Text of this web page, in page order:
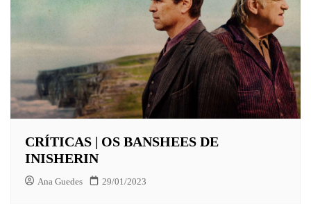
CRÍTICAS | OS BANSHEES DE
INISHERIN
Ana Guedes 29/01/2023